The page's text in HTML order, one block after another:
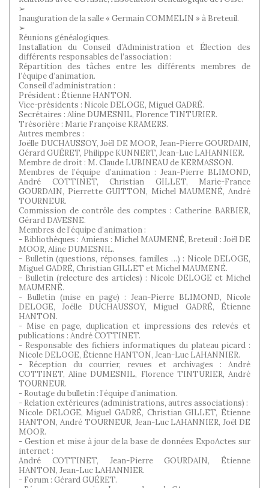
➢
Inauguration de la salle « Germain COMMELIN » à Breteuil.
➢
Réunions généalogiques.
Installation du Conseil d’Administration et Élection des
différents responsables de l’association :
Répartition des tâches entre les différents membres de
l’équipe d’animation.
Conseil d’administration :
Président : Étienne HANTON.
Vice-présidents : Nicole DELOGE, Miguel GADRÉ.
Secrétaires : Aline DUMESNIL, Florence TINTURIER.
Trésorière : Marie Françoise KRAMERS.
Autres membres :
Joëlle DUCHAUSSOY, Joël DE MOOR, Jean-Pierre GOURDAIN,
Gérard GUÉRET, Philippe KUNNERT, Jean-Luc LAHANNIER.
Membre de droit : M. Claude LUBINEAU de KERMASSON.
Membres de l’équipe d’animation : Jean-Pierre BLIMOND,
André COTTINET, Christian GILLET, Marie-France
GOURDAIN, Pierrette GUITTON, Michel MAUMENÉ, André
TOURNEUR.
Commission de contrôle des comptes : Catherine BARBIER,
Gérard DAVESNE.
Membres de l’équipe d’animation :
- Bibliothèques : Amiens : Michel MAUMENÉ, Breteuil : Joël DE
MOOR, Aline DUMESNIL.
- Bulletin (questions, réponses, familles …) : Nicole DELOGE,
Miguel GADRÉ, Christian GILLET et Michel MAUMENÉ.
- Bulletin (relecture des articles) : Nicole DELOGE et Michel
MAUMENÉ.
- Bulletin (mise en page) : Jean-Pierre BLIMOND, Nicole
DELOGE, Joëlle DUCHAUSSOY, Miguel GADRÉ, Étienne
HANTON.
- Mise en page, duplication et impressions des relevés et
publications : André COTTINET.
- Responsable des fichiers informatiques du plateau picard :
Nicole DELOGE, Étienne HANTON, Jean-Luc LAHANNIER.
- Réception du courrier, revues et archivages : André
COTTINET, Aline DUMESNIL, Florence TINTURIER, André
TOURNEUR.
- Routage du bulletin : l’équipe d’animation.
- Relation extérieures (administrations, autres associations) :
Nicole DELOGE, Miguel GADRÉ, Christian GILLET, Étienne
HANTON, André TOURNEUR, Jean-Luc LAHANNIER, Joël DE
MOOR.
- Gestion et mise à jour de la base de données ExpoActes sur
internet :
André COTTINET, Jean-Pierre GOURDAIN, Étienne
HANTON, Jean-Luc LAHANNIER.
- Forum : Gérard GUÉRET.